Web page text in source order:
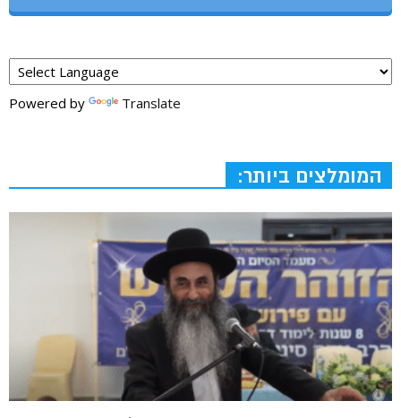
Powered by Translate
המומלצים ביותר: